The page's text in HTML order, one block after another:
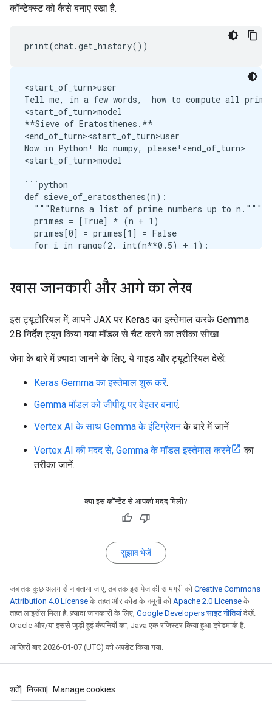
कॉन्टेक्स्ट को कैसे बनाए रखा है.
<start_of_turn>user
Tell me, in a few words,  how to compute all prime
<start_of_turn>model
**Sieve of Eratosthenes.**
<end_of_turn><start_of_turn>user
Now in Python! No numpy, please!<end_of_turn>
<start_of_turn>model
```python
def sieve_of_eratosthenes(n):
  """Returns a list of prime numbers up to n."""
  primes = [True] * (n + 1)
  primes[0] = primes[1] = False
  for i in range(2, int(n**0.5) + 1):
        primes[j] = False
return [i for i, is_prime in enumerate(primes)
primes = sieve_of_eratosthenes(1000)
print(primes)
1. **Initialization:**
- `primes = [True] * (n + 1)`: Creates a list
- `for i in range(2, int(n**0.5) + 1):`:
   - `if primes[i]:`: If `i` is marked as prime:
3. **Result:**
- `return [i for i, is_prime in
Let me know if you'd like a more detailed
<end_of_turn><start_of_turn>user
<start_of_turn>model
Bien sûr ! Voici une explication du code en
```python
def sieve_of_eratosthenes(n):
"""Retourne une liste de nombres premiers
  for i in range(2, int(n**0.5) + 1):
    if primes[i]:
खास जानकारी और आगे का लेख
इस ट्यूटोरियल में, आपने JAX पर Keras का इस्तेमाल करके Gemma
2B निर्देश ट्यून किया गया मॉडल से चैट करने का तरीका सीखा.
जेमा के बारे में ज़्यादा जानने के लिए, ये गाइड और ट्यूटोरियल देखें:
Keras Gemma का इस्तेमाल शुरू करें.
Gemma मॉडल को जीपीयू पर बेहतर बनाएं.
Vertex AI के साथ Gemma के इंटिग्रेशनके बारे में जानें
Vertex AI की मदद से, Gemma के मॉडल इस्तेमाल करने
का
तरीका जानें.
क्या इस कॉन्टेंट से आपको मदद मिली?
सुझाव भेजें
जब तक कुछ अलग से न बताया जाए, तब तक इस पेज की सामग्री को Creative Commons
Attribution 4.0 License के तहत और कोड के नमूनों को Apache 2.0 License के
तहत लाइसेंस मिला है. ज़्यादा जानकारी के लिए, Google Developers साइट नीतियां देखें.
Oracle और/या इससे जुड़ी हुई कंपनियों का, Java एक रजिस्टर किया हुआ ट्रेडमार्क है.
आखिरी बार 2026-01-07 (UTC) को अपडेट किया गया.
शर्तें निजता Manage cookies